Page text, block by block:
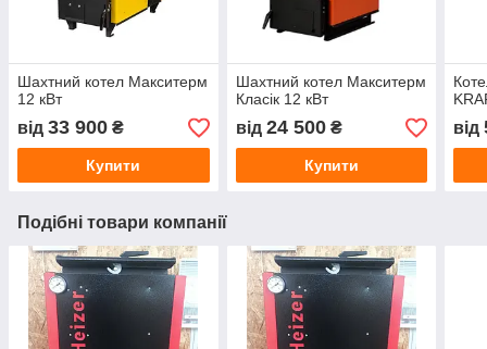
Шахтний котел Макситерм
12 кВт
від 33 900 ₴
Купити
Шахтний котел Макситерм
Класік 12 кВт
від 24 500₴
Купити
від
Подібні товари компанії